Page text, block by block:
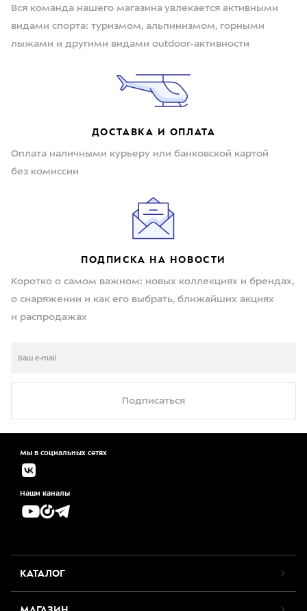
Вся команда нашего магазина увлекается активными
видами спорта: туризмом, альпинизмом, горными
лыжами и другими видами outdoor-активности
ДОСТАВКА И ОПЛАТА
Оплата наличными курьеру или банковской картой
без комиссии
ПОДПИСКА НА НОВОСТИ
Коротко о самом важном: новых коллекциях и брендах,
о снаряжении и как его выбрать, ближайших акциях
и распродажах
Подписаться
Мы в социальных сетях
Наши каналы
КАТАЛОГ